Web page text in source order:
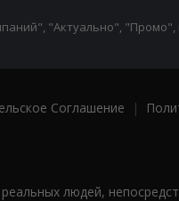
"Актуально", "Промо",
Соглашение |
людей,